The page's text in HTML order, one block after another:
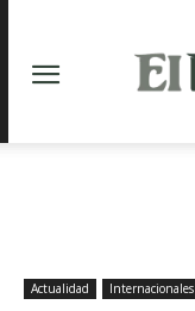
Actualidad Internacionales